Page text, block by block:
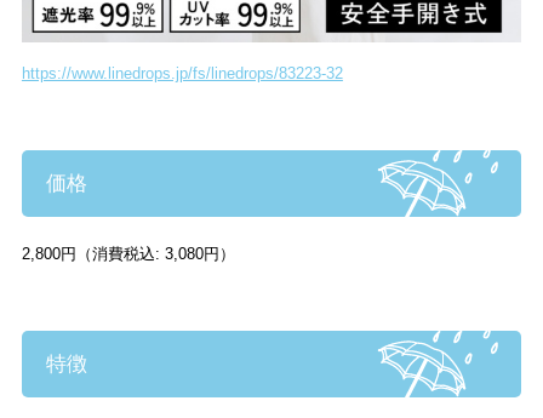
https://www.linedrops.jp/fs/linedrops/83223-32
価格
2,800円（消費税込: 3,080円）
特徴